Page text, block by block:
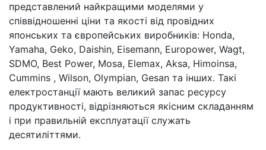
представлений найкращими моделями у
співвідношенні ціни та якості від провідних
японських та європейських виробників: Honda,
Yamaha, Geko, Daishin, Eisemann, Europower, Wagt,
SDMO, Best Power, Mosa, Elemax, Aksa, Himoinsa,
Cummins , Wilson, Olympian, Gesan та інших. Такі
електростанції мають великий запас ресурсу
продуктивності, відрізняються якісним складанням
і при правильній експлуатації служать
десятиліттями.